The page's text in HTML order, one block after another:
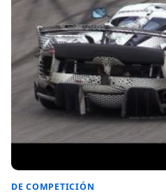
DE COMPETICIÓN